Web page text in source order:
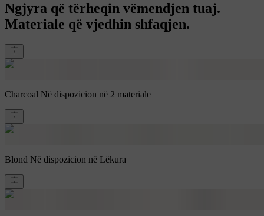
Ngjyra që tërheqin vëmendjen tuaj.
Materiale që vjedhin shfaqjen.
Charcoal Në dispozicion në 2 materiale
Blond Në dispozicion në Lëkura